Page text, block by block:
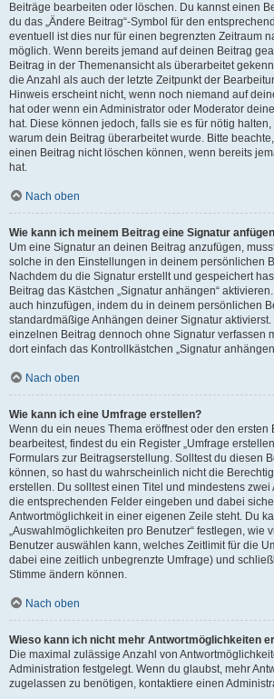
Beiträge bearbeiten oder löschen. Du kannst einen
du das „Ändere Beitrag“-Symbol für den
eventuell ist dies nur für einen begrenzten Zeitraum
möglich. Wenn bereits jemand auf deinen Beitrag
Beitrag in der Themenansicht als überarbeitet
die Anzahl als auch der letzte Zeitpunkt der
Hinweis erscheint nicht, wenn noch niemand auf
hat oder wenn ein Administrator oder Moderator
hat. Diese können jedoch, falls sie es für nötig
warum dein Beitrag überarbeitet wurde. Bitte
einen Beitrag nicht löschen können, wenn bereits
hat.
Nach oben
Wie kann ich meinem Beitrag eine Signatur
Um eine Signatur an deinen Beitrag anzufügen,
solche in den Einstellungen in deinem persönlichen
Nachdem du die Signatur erstellt und gespeichert
Beitrag das Kästchen „Signatur anhängen“
auch hinzufügen, indem du in deinem persönlichen
standardmäßige Anhängen deiner Signatur
einzelnen Beitrag dennoch ohne Signatur verfassen
dort einfach das Kontrollkästchen „Signatur
Nach oben
Wie kann ich eine Umfrage erstellen?
Wenn du ein neues Thema eröffnest oder den ersten
bearbeitest, findest du ein Register „Umfrage
Formulars zur Beitragserstellung. Solltest du diesen
können, so hast du wahrscheinlich nicht die
erstellen. Du solltest einen Titel und mindestens zwei
die entsprechenden Felder eingeben und dabei
Antwortmöglichkeit in einer eigenen Zeile steht. Du
„Auswahlmöglichkeiten pro Benutzer“ festlegen, wie
Benutzer auswählen kann, welches Zeitlimit für die
dabei eine zeitlich unbegrenzte Umfrage) und
Stimme ändern können.
Nach oben
Wieso kann ich nicht mehr Antwortmöglichkeiten
Die maximal zulässige Anzahl von
Administration festgelegt. Wenn du glaubst, mehr
zugelassen zu benötigen, kontaktiere einen